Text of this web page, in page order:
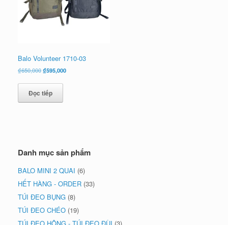
Balo Volunteer 1710-03
₫650,000Giá
là:
₫650,000.
₫595,000Giá
Đọc tiếp
Danh mục sản phẩm
BALO MINI 2 QUAI (6)
HẾT HÀNG - ORDER (33)
TÚI ĐEO BỤNG (8)
TÚI ĐEO CHÉO (19)